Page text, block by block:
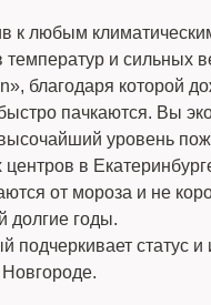
к любым
и сильных
благодаря которой
пачкаются. Вы
уровень
в
от мороза и не
долгие годы.
статус